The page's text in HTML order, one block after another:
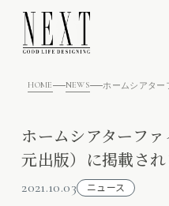
HOME NEWS
ホームシアターフ
元出版）に掲載さ
2021.10.03 ニュース